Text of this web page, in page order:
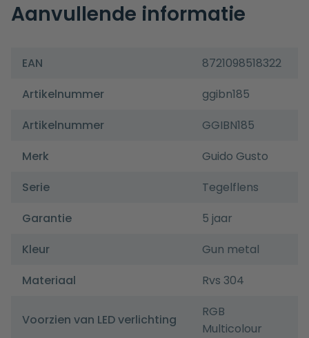
Aanvullende informatie
EAN
8721098518322
Artikelnummer
ggibn185
Artikelnummer
GGIBN185
Merk
Guido Gusto
Serie
Tegelflens
Garantie
5 jaar
Kleur
Gun metal
Materiaal
Rvs 304
Voorzien van LED verlichting
RGB
Multicolour